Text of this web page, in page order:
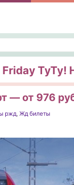
ТуТу!
— от 976
ржд, Жд билеты